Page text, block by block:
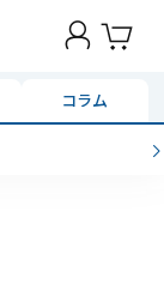
コラム